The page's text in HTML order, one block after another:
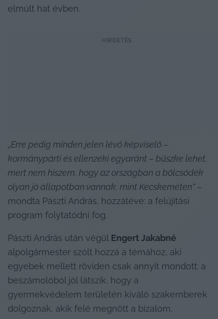
elmúlt hat évben.
HIRDETÉS
„Erre pedig minden jelen lévő képviselő –
kormánypárti és ellenzéki egyaránt – büszke lehet,
mert nem hiszem, hogy az országban a bölcsődék
olyan jó állapotban vannak, mint Kecskeméten” –
mondta Pászti András, hozzátéve: a felújítási
program folytatódni fog.
Pászti András után végül Engert Jakabné
alpolgármester szólt hozzá a témához, aki
egyebek mellett röviden csak annyit mondott: a
beszámolóból jól látszik, hogy a
gyermekvédelem területén kiváló szakemberek
dolgoznak, akik felé megnőtt a bizalom.